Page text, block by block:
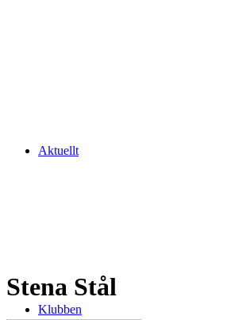
Aktuellt
Klubben
Stena Stål